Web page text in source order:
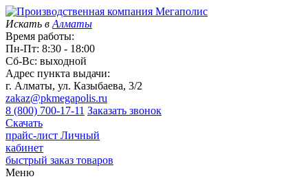
Искать в Алматы
Время работы:
Пн-Пт: 8:30 - 18:00
Сб-Вс: выходной
Адрес пункта выдачи:
г. Алматы, ул. Казыбаева, 3/2
zakaz@pkmegapolis.ru
8 (800) 700-17-11 Заказать звонок
Скачать
прайс-лист Личный
кабинет
быстрый заказ товаров
Меню